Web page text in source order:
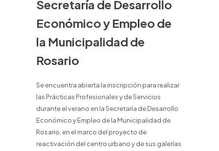
Secretaría de Desarrollo
Económico y Empleo de
la Municipalidad de
Rosario
Se encuentra abierta la inscripción para realizar
las Prácticas Profesionales y de Servicios
durante el verano en la Secretaría de Desarrollo
Económico y Empleo de la Municipalidad de
Rosario, en el marco del proyecto de
reactivación del centro urbano y de sus galerías